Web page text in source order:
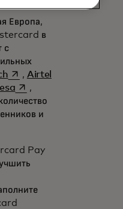
Европа,
в
с
opens in a new tab
, Airtel
tab
opens in a new tab
,
и
Pay